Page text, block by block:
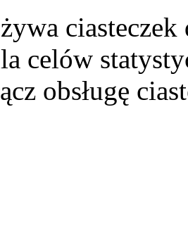
celów
obsługę